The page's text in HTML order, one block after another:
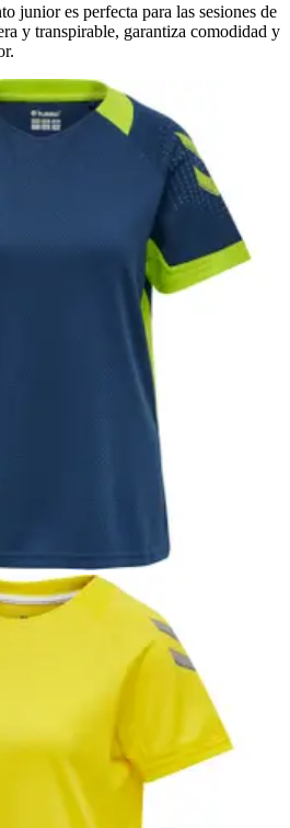
junior es perfecta para las sesiones de
y transpirable, garantiza comodidad y